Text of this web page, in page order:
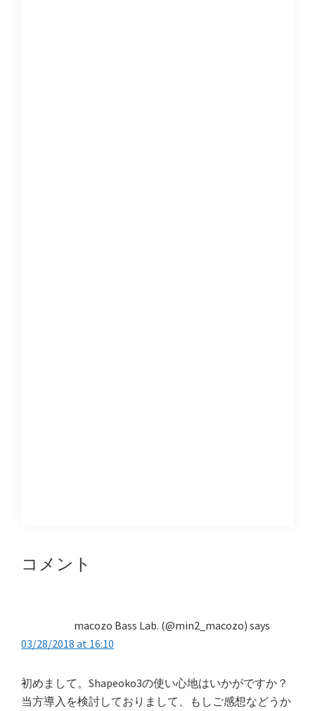
Reader
コメント
macozo Bass Lab. (@min2_macozo) says
03/28/2018 at 16:10
初めまして。Shapeoko3の使い心地はいかがですか？
当方導入を検討しておりまして、もしご感想などうか